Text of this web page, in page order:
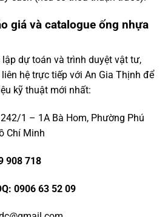
giá và catalogue ống nhựa
dự toán và trình duyệt vật tư,
hệ trực tiếp với An Gia Thịnh để
kỹ thuật mới nhất:
242/1 – 1A Bà Hom, Phường Phú
Chí Minh
908 718
0906 63 52 09